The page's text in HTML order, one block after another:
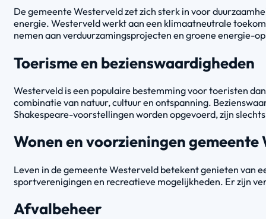
De gemeente Westerveld zet zich sterk in voor
energie. Westerveld werkt aan een klimaatneutrale
nemen aan verduurzamingsprojecten en groene energie-
Toerisme en bezienswaardigheden
Westerveld is een populaire bestemming voor toeristen
combinatie van natuur, cultuur en ontspanning.
Shakespeare-voorstellingen worden opgevoerd, zijn
Wonen en voorzieningen gemeente
Leven in de gemeente Westerveld betekent genieten van
sportverenigingen en recreatieve mogelijkheden. Er zijn
Afvalbeheer